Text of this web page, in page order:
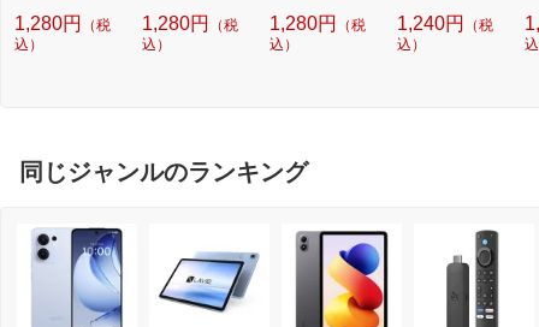
プ メッキシルバー
TCAWGC-SQ44M
1,280円
（税
込）
プ ローズゴールド
TCAWGC-SQ40R
1,280円
（税
込）
プ メッキゴールド
TCAWGC-SQ40M
1,280円
（税
込）
代）ガラスフィル
ム一体型カバー ク
1,240円
（税
込）
同じジャンルのランキング